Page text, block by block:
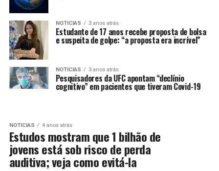
NOTICIAS 3 anos atrás
Estudante de 17 anos recebe proposta de bolsa
e suspeita de golpe: “a proposta era incrível”
NOTICIAS 3 anos atrás
Pesquisadores da UFC apontam “declínio
cognitivo” em pacientes que tiveram Covid-19
NOTICIAS 4 anos atrás
Estudos mostram que 1 bilhão de
jovens está sob risco de perda
auditiva; veja como evitá-la